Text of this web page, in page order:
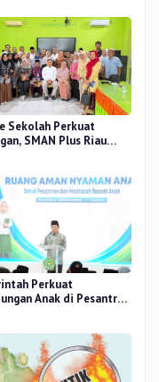
Sekolah Perkuat
SMAN Plus Riau
Perkuat
Anak di Pesantren